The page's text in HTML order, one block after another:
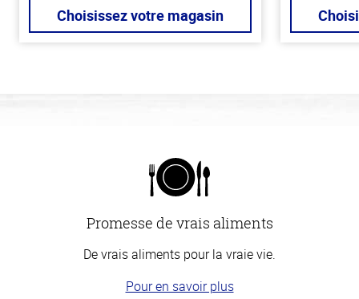
Choisissez votre magasin
Promesse de vrais aliments
De vrais aliments pour la vraie vie.
Pour en savoir plus